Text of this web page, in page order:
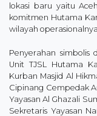
lokasi baru yaitu
komitmen Hutama
wilayah operasionalnya.
Penyerahan simbolis
Unit TJSL Hutama
Kurban Masjid Al
Cipinang Cempedak
Yayasan Al Ghazali
Sekretaris Yayasan